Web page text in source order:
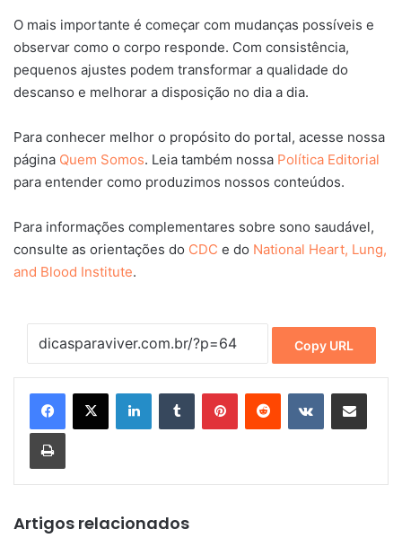
O mais importante é começar com mudanças possíveis e
observar como o corpo responde. Com consistência,
pequenos ajustes podem transformar a qualidade do
descanso e melhorar a disposição no dia a dia.
Para conhecer melhor o propósito do portal, acesse nossa
página Quem Somos. Leia também nossa Política Editorial
para entender como produzimos nossos conteúdos.
Para informações complementares sobre sono saudável,
consulte as orientações do CDC e do National Heart, Lung,
and Blood Institute.
Copy URL
Artigos relacionados